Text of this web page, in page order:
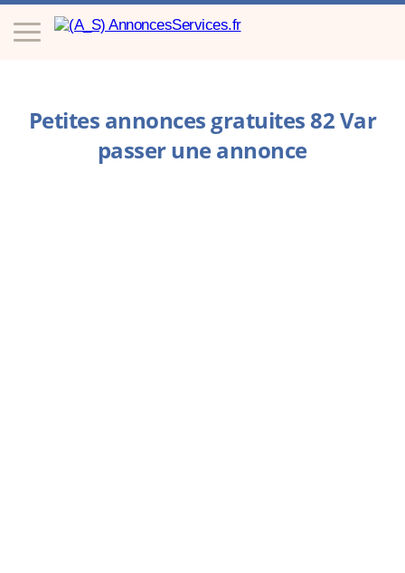
Petites annonces gratuites 82 Var
passer une annonce